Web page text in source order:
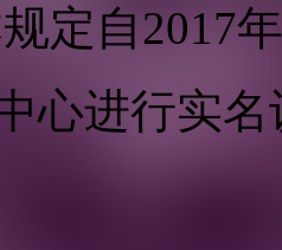
定自2017
心进行实名